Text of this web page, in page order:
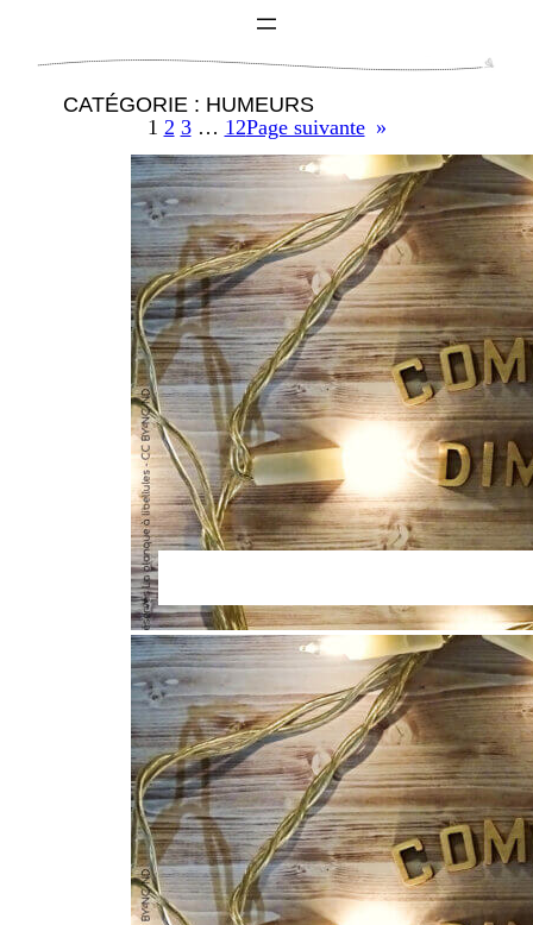
CATÉGORIE : HUMEURS
1 2 3 … 12Page suivante »